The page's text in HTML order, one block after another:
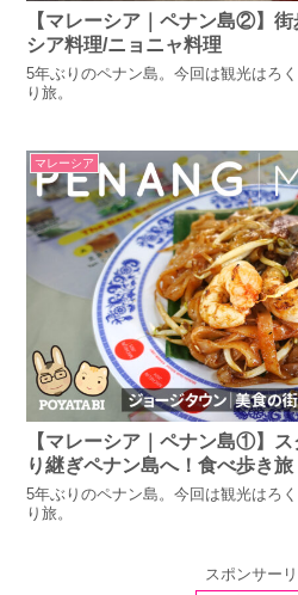
【マレーシア｜ペナン島②】
シア料理/ニョニャ料理
5年ぶりのペナン島。今回は観光はろ
り旅。
マレーシア
【マレーシア｜ペナン島①】
り継ぎペナン島へ！食べ歩き旅
5年ぶりのペナン島。今回は観光はろ
り旅。
スポンサー